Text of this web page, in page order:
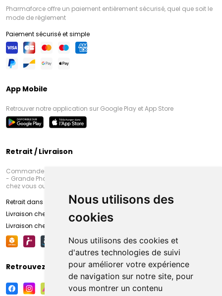
Nous utilisons des
cookies
Nous utilisons des cookies et
d'autres technologies de suivi
pour améliorer votre expérience
de navigation sur notre site, pour
vous montrer un contenu
Pharmaforce offre un paiement entièrement sécurisé, quel que soit le
mode de règlement
Paiement sécurisé et simple
App Mobile
Retrouver notre application sur Google Play et App Store
Retrait / Livraison
Commandez en ligne et venez chercher votre commande à Amiens
- Grande Pharmacie d’Amiens (Fachon) ou recevez-là rapidement
chez vous ou en point retrait
Retrait dans la pharmacie d’Amiens
Livraison chez vous
Livraison chez votre commerçant
Retrouvez-nous sur vos réseaux sociaux